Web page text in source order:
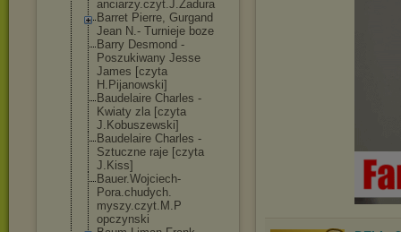
anciarzy.czyt.J.Zadura
Barret Pierre, Gurgand
Jean N.- Turnieje boze
Barry Desmond -
Poszukiwany Jesse
James [czyta
H.Pijanowski]
Baudelaire Charles -
Kwiaty zla [czyta
J.Kobuszewski]
Baudelaire Charles -
Sztuczne raje [czyta
J.Kiss]
Bauer.Wojciech-
Pora.chudych.
myszy.czyt.M.P
opczynski